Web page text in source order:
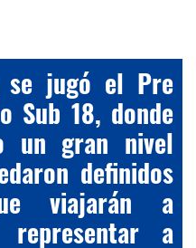
se jugó el Pre
Sub 18, donde
un gran nivel
definidos
viajarán a
representar a